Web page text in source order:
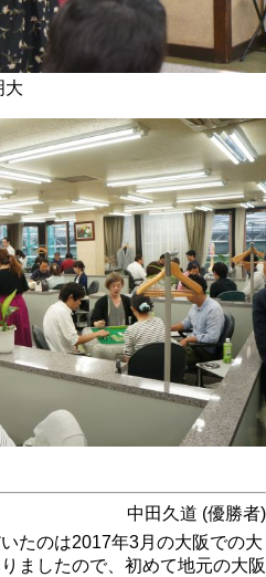
大
中田久道 (優勝者)
たのは2017年3月の大阪での大
ましたので、初めて地元の大阪